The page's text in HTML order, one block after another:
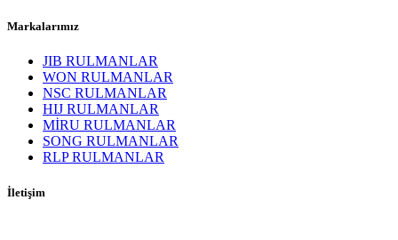
Markalarımız
JIB RULMANLAR
WON RULMANLAR
NSC RULMANLAR
HIJ RULMANLAR
MİRU RULMANLAR
SONG RULMANLAR
RLP RULMANLAR
İletişim